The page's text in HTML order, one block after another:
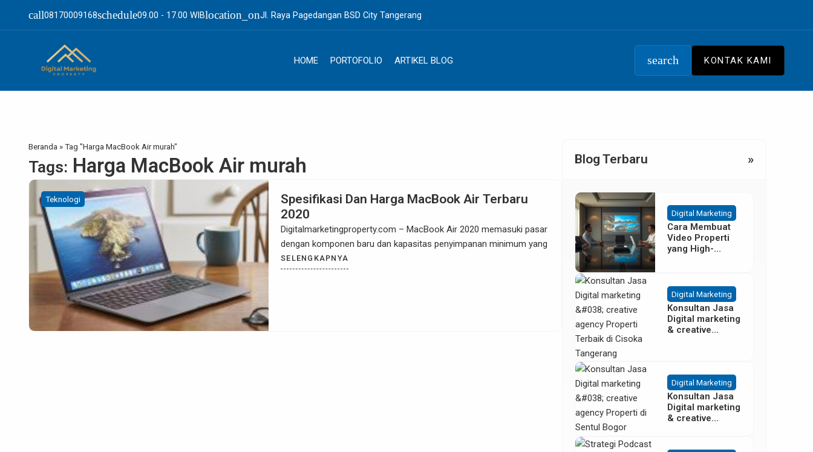
call08170009168schedule09.00 - 17.00 WIBlocation_onJl. Raya Pagedangan BSD City Tangerang
HOME PORTOFOLIO ARTIKEL BLOG search KONTAK KAMI
Beranda »Tag "Harga MacBook Air murah"
Tags: Harga MacBook Air murah
Teknologi
Spesifikasi Dan Harga MacBook Air Terbaru
2020
Digitalmarketingproperty.com – MacBook Air 2020 memasuki pasar
dengan komponen baru dan kapasitas penyimpanan minimum yang
SELENGKAPNYA
Blog Terbaru »
Digital Marketing
Cara Membuat
Video Properti
yang High-
Digital Marketing
Konsultan Jasa
Digital marketing
& creative
Tangerang
Digital Marketing
Konsultan Jasa
Digital marketing
& creative